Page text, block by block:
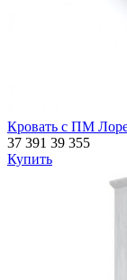
Кровать с ПМ
37 391 39 355
Купить